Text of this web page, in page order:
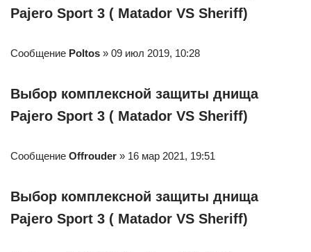
Pajero Sport 3 ( Matador VS Sheriff)
Сообщение Poltos » 09 июл 2019, 10:28
Выбор комплексной защиты днища
Pajero Sport 3 ( Matador VS Sheriff)
Сообщение Offrouder » 16 мар 2021, 19:51
Выбор комплексной защиты днища
Pajero Sport 3 ( Matador VS Sheriff)